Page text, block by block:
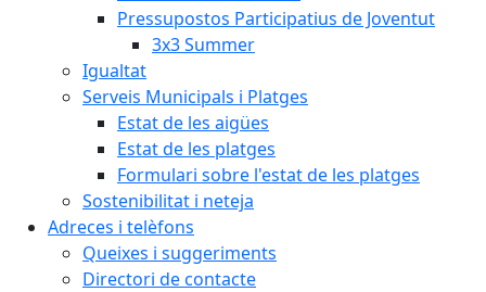
Pressupostos Participatius de Joventut
3x3 Summer
Igualtat
Serveis Municipals i Platges
Estat de les aigües
Estat de les platges
Formulari sobre l'estat de les platges
Sostenibilitat i neteja
Adreces i telèfons
Queixes i suggeriments
Directori de contacte